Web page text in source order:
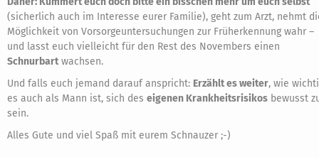
(sicherlich auch im Interesse eurer Familie), geht zum Arzt, nehmt
Möglichkeit von Vorsorgeuntersuchungen zur Früherkennung wahr –
und lasst euch vielleicht für den Rest des Novembers einen
Schnurbartwachsen.
Und falls euch jemand darauf anspricht: Erzählt es weiter, wie
es auch als Mann ist, sich des eigenen Krankheitsrisikos bewusst
sein.
Alles Gute und viel Spaß mit eurem Schnauzer ;-)